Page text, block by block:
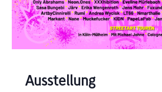
Ausstellung